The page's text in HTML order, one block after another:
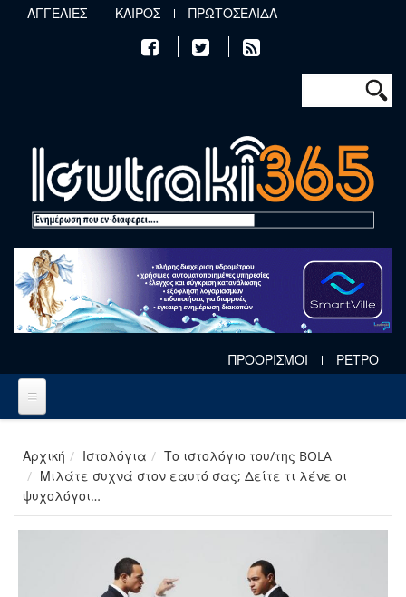
Παράκαμψη προς το κυρίως περιεχόμενο
ΑΓΓΕΛΙΕΣ ΚΑΙΡΟΣ ΠΡΩΤΟΣΕΛΙΔΑ
Φόρμα
Αναζήτηση
ΠΡΟΟΡΙΣΜΟΙ ΡΕΤΡΟ
Αρχική Ιστολόγια
Το ιστολόγιο του/της BOLA
Μιλάτε συχνά στον εαυτό σας; Δείτε τι λένε οι
ψυχολόγοι…